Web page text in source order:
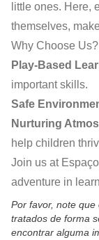
little ones. Here,
themselves,
Why Choose Us?
Play-Based
important skills.
Safe
Nurturing
help children
Join us at
adventure in
Por favor, note
tratados de forma
encontrar alguma